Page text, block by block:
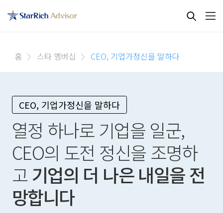
홈 스타 멤버십 CEO, 기업가정신을 말하다
CEO, 기업가정신을 말하다
열정 하나로 기업을 일군,
CEO의 도전 정신을 조명하
고 기업의 더 나은 내일을 전
망합니다